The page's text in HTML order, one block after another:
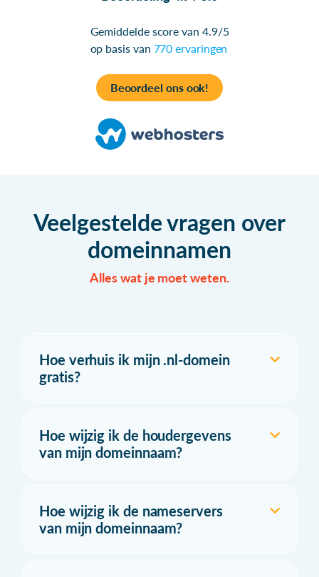
Gemiddelde score van 4.9/5
op basis van 770 ervaringen
Beoordeel ons ook!
Veelgestelde vragen over
domeinnamen
Alles wat je moet weten.
Hoe verhuis ik mijn .nl-domein
gratis?
Hoe wijzig ik de houdergevens
van mijn domeinnaam?
Hoe wijzig ik de nameservers
van mijn domeinnaam?